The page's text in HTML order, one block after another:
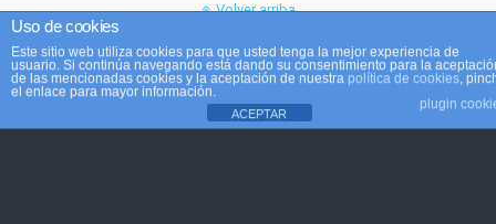
Volver arriba
Móvil Escritorio
Uso de cookies
Este sitio web utiliza cookies para que usted tenga la mejor experiencia de
usuario. Si continúa navegando está dando su consentimiento para la
de las mencionadas cookies y la aceptación de nuestra política de cookies,
el enlace para mayor información.
plugin
ACEPTAR